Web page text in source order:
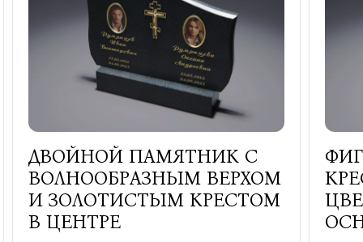
ДВОЙНОЙ ПАМЯТНИК С
ВОЛНООБРАЗНЫМ ВЕРХОМ
И ЗОЛОТИСТЫМ КРЕСТОМ
В ЦЕНТРЕ